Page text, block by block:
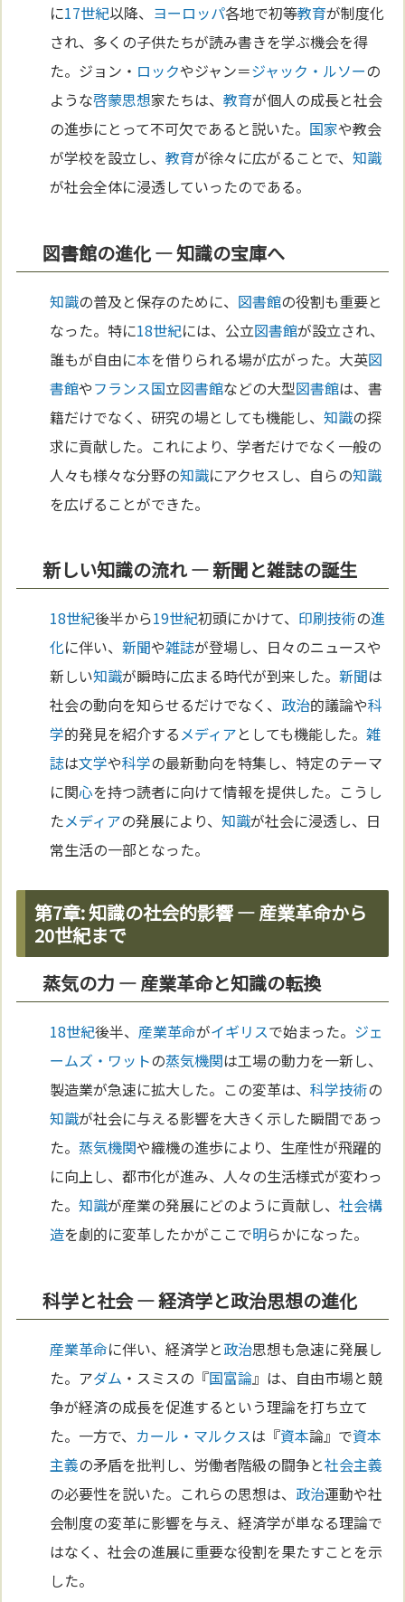
に17世紀以降、 ヨーロッパ各地で初等教育が制度化
され、多くの子供たちが読み書きを学ぶ機会を得
た。ジョン・ ロックやジャン＝ジャック・ルソーの
ような啓蒙思想家たちは、教育が個人の成長と社会
の進歩にとって不可欠であると説いた。 国家や教会
が学校を設立し、教育が徐々に広がることで、知識
が社会全体に浸透していったのである。
図書館の進化 — 知識の宝庫へ
知識の普及と保存のために、 図書館の役割も重要と
なった。特に18世紀には、公立図書館が設立され、
誰もが自由に本を借りられる場が広がった。大英図
書館やフランス国立図書館などの大型図書館は、書
籍だけでなく、研究の場としても機能し、知識の探
求に貢献した。これにより、学者だけでなく一般の
人々も様々な分野の知識にアクセスし、自らの知識
を広げることができた。
新しい知識の流れ — 新聞と雑誌の誕生
18世紀後半から19世紀初頭にかけて、 印刷技術の進
化に伴い、新聞や雑誌が登場し、日々のニュースや
新しい知識が瞬時に広まる時代が到来した。新聞は
社会の動向を知らせるだけでなく、 政治的議論や科
学的発見を紹介するメディアとしても機能した。雑
誌は文学や科学の最新動向を特集し、特定のテーマ
に関心を持つ読者に向けて情報を提供した。こうし
たメディアの発展により、知識が社会に浸透し、日
常生活の一部となった。
第7章: 知識の社会的影響 — 産業革命から
20世紀まで
蒸気の力 — 産業革命と知識の転換
18世紀後半、産業革命がイギリスで始まった。 ジェ
ームズ・ワットの蒸気機関は工場の動力を一新し、
製造業が急速に拡大した。この変革は、科学技術の
知識が社会に与える影響を大きく示した瞬間であっ
た。 蒸気機関や織機の進歩により、生産性が飛躍的
に向上し、都市化が進み、人々の生活様式が変わっ
た。知識が産業の発展にどのように貢献し、社会構
造を劇的に変革したかがここで明らかになった。
科学と社会 — 経済学と政治思想の進化
産業革命に伴い、経済学と政治思想も急速に発展し
た。アダム ・スミスの『国富論』は、自由市場と競
争が経済の成長を促進するという理論を打ち立て
た。一方で、 カール・マルクスは『資本論』で資本
主義の矛盾を批判し、労働者階級の闘争と社会主義
の必要性を説いた。これらの思想は、 政治運動や社
会制度の変革に影響を与え、経済学が単なる理論で
はなく、社会の進展に重要な役割を果たすことを示
した。